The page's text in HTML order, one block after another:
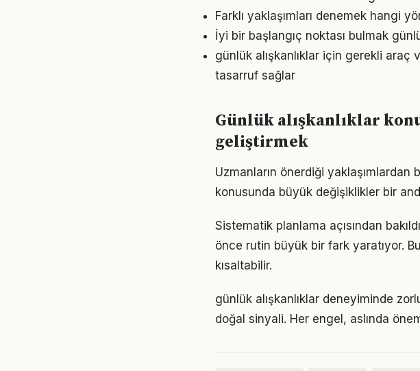
Farklı yaklaşımları denemek hangi
İyi bir başlangıç noktası bulmak
günlük alışkanlıklar için gerekli araç
tasarruf sağlar
Günlük alışkanlıklar
geliştirmek
Uzmanların önerdiği yaklaşımlardan
konusunda büyük değişiklikler bir
Sistematik planlama açısından
önce rutin büyük bir fark yaratıyor.
kısaltabilir.
günlük alışkanlıklar deneyiminde
doğal sinyali. Her engel, aslında